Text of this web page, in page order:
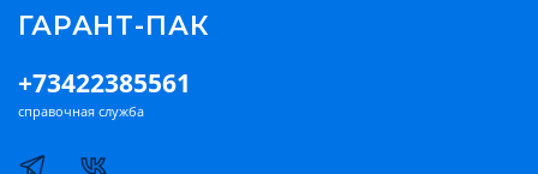
+73422385561
справочная служба
ГАРАНТ-ПАК